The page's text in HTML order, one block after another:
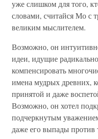
уже слишком для того,
словами, считайся Мо с
великим мыслителем.
Возможно, он
идеи, идущие
компенсировать
имена мудрых древних,
принятой и даже
Возможно, он хотел
подчеркнутым
даже его выпады против